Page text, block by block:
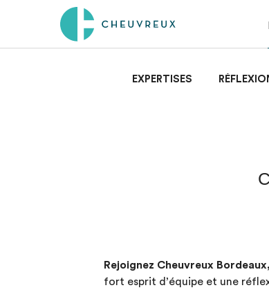
EXPERTISES
Rejoignez Cheuvreux
fort esprit d’équipe et une